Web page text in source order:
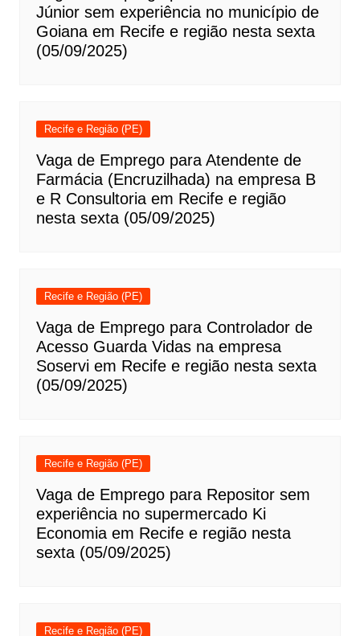
Júnior sem experiência no município de
Goiana em Recife e região nesta sexta
(05/09/2025)
Recife e Região (PE)
Vaga de Emprego para Atendente de
Farmácia (Encruzilhada) na empresa B
e R Consultoria em Recife e região
nesta sexta (05/09/2025)
Recife e Região (PE)
Vaga de Emprego para Controlador de
Acesso Guarda Vidas na empresa
Soservi em Recife e região nesta sexta
(05/09/2025)
Recife e Região (PE)
Vaga de Emprego para Repositor sem
experiência no supermercado Ki
Economia em Recife e região nesta
sexta (05/09/2025)
Recife e Região (PE)